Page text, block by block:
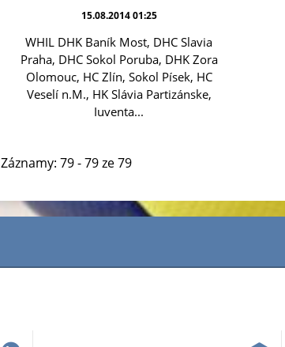
15.08.2014 01:25
WHIL DHK Baník Most, DHC Slavia
Praha, DHC Sokol Poruba, DHK Zora
Olomouc, HC Zlín, Sokol Písek, HC
Veselí n.M., HK Slávia Partizánske,
Iuventa...
Záznamy: 79 - 79 ze 79